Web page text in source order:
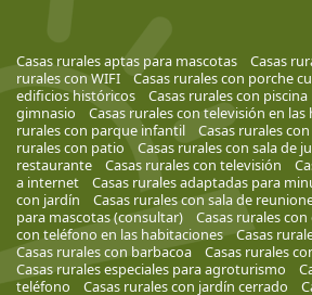
Casas rurales aptas para mascotas Casas
rurales con WIFI
Casas rurales con porche
edificios históricos
Casas rurales con piscina
gimnasio
Casas rurales con televisión en
rurales con parque infantil
Casas rurales
rurales con patio
Casas rurales con sala de
restaurante
Casas rurales con televisión
a internet
Casas rurales adaptadas para
con jardín
Casas rurales con sala de
para mascotas (consultar)
Casas rurales
con teléfono en las habitaciones
Casas
Casas rurales con barbacoa
Casas rurales
Casas rurales especiales para agroturismo
teléfono
Casas rurales con jardín cerrado